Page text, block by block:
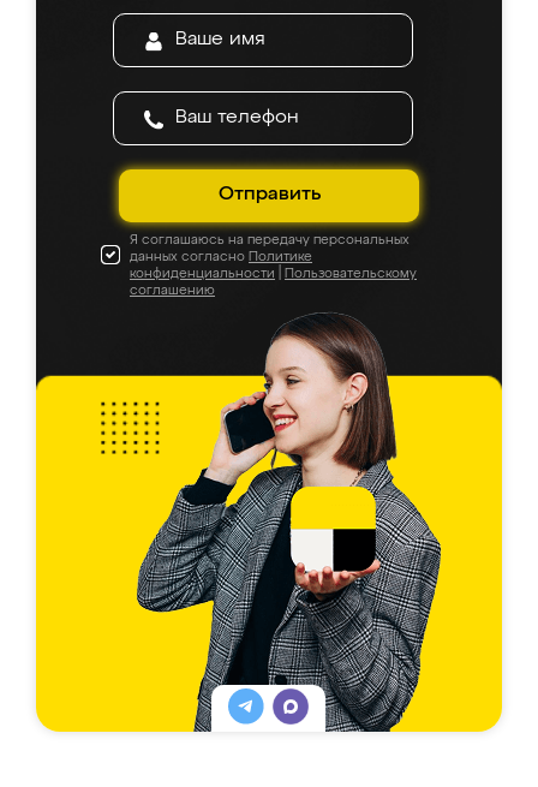
Отправить
Я соглашаюсь на передачу персональных
данных согласно Политике
конфиденциальности
Пользовательскому
соглашению